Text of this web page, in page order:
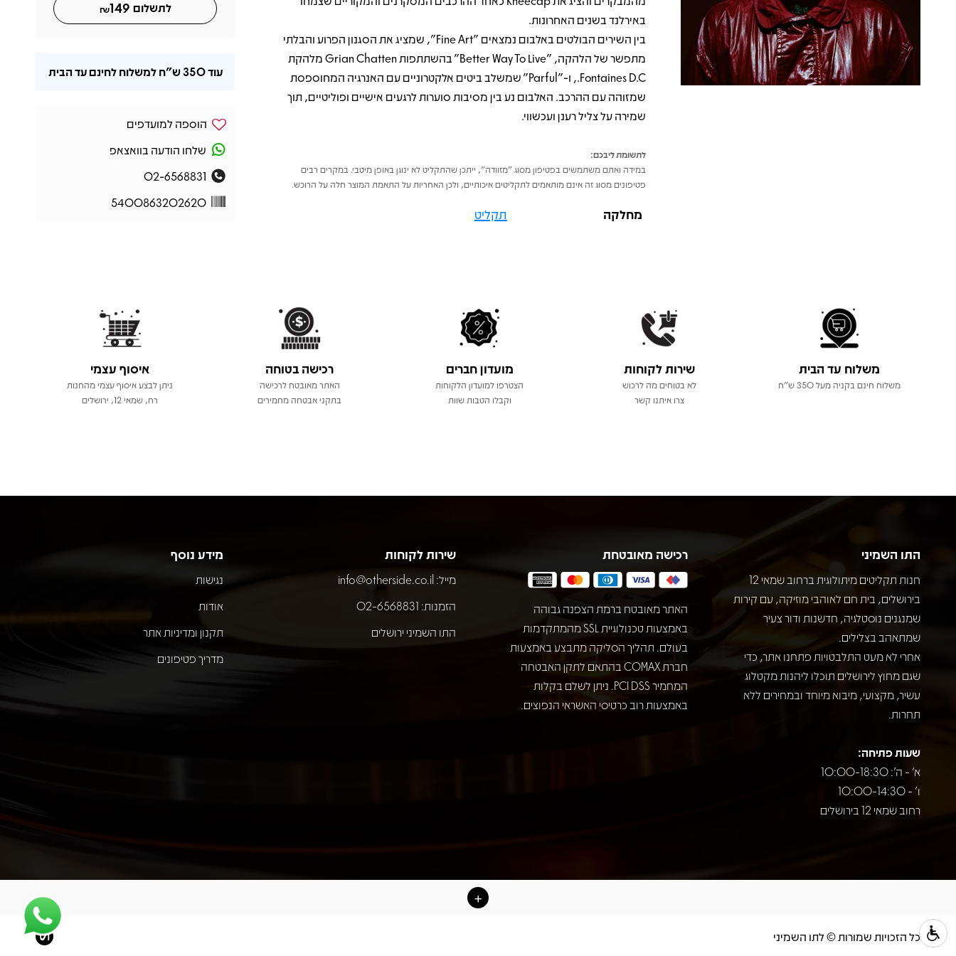
באירלנד בשנים האחרונות.
בין השירים הבולטים באלבום נמצאים "Fine Art", שמציג את הסגנון הפרוע והבלתי
מתפשר של הלהקה, "Better Way To Live" בהשתתפות Grian Chatten מלהקת
Fontaines D.C., ו-"Parful" שמשלב ביטים אלקטרוניים עם האנרגיה המחוספסת
שמזוהה עם ההרכב. האלבום נע בין מסיבות סוערות לרגעים אישיים ופוליטיים, תוך
שמירה על צליל רענן ועכשווי.
לתשומת ליבכם:
במידה ואתם משתמשים בפטיפון מסוג "מזוודה", ייתכן שהתקליט לא ינוגן באופן מיטבי. במקרים רבים
פטיפונים מסוג זה אינם מותאמים לתקליטים איכותיים, ולכן האחריות על התאמת המוצר חלה על הרוכש.
מחלקה תקליט
לתשלום 149
₪
עוד350 ש"ח למשלוח לחינם עד הבית
הוספה למועדפים
שלחו הודעה בוואצאפ
02-6568831
5400863202620
משלוח עד הבית
משלוח חינם בקניה מעל 350 ש"ח
שירות לקוחות
לא בטוחים מה לרכוש
צרו איתנו קשר
מועדון חברים
הצטרפו למועדון הלקוחות
וקבלו הטבות שוות
רכישה בטוחה
האתר מאובטח לרכישה
בתקני אבטחה מחמירים
איסוף עצמי
ניתן לבצע איסוף עצמי מהחנות
רח, שמאי 12, ירושלים
התו השמיני
חנות תקליטים מיתולוגית ברחוב שמאי 12
בירושלים, בית חם לאוהבי מוזיקה, עם קירות
שמנגנים נוסטלגיה, חדשנות ודור צעיר
שמתאהב בצלילים.
אחרי לא מעט התלבטויות פתחנו אתר, כדי
שגם מחוץ לירושלים תוכלו ליהנות מקטלוג
עשיר, מקצועי, מיבוא מיוחד ובמחירים ללא
תחרות.
שעות פתיחה:
א' - ה': 10:00-18:30
ו' - 10:00-14:30
רחוב שמאי 12 בירושלים
רכישה מאובטחת
האתר מאובטח ברמת הצפנה גבוהה
באמצעות טכנולוגיית SSL מהמתקדמות
בעולם. תהליך הסליקה מתבצע באמצעות
חברת COMAX בהתאם לתקן האבטחה
המחמיר PCI DSS. ניתן לשלם בקלות
באמצעות רוב כרטיסי האשראי הנפוצים.
שירות לקוחות
מייל: info@otherside.co.il
הזמנות: 02-6568831
התו השמיני ירושלים
מידע נוסף
נגישות
אודות
תקנון ומדיניות אתר
מדריך פטיפונים
כל הזכויות שמורות © לתו השמיני